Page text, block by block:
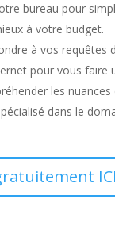
bureau pour
à votre budget.
à vos requêtes
pour vous faire
les
dans le
ICI